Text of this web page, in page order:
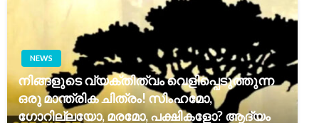
NEWS
നിങ്ങളുടെ വ്യക്തിത്വം വെളിപ്പെടുത്തുന്ന
ഒരു മാന്ത്രിക ചിത്രം! സിംഹമോ,
ഗോറില്ലയോ, മരമോ, പക്ഷികളോ? ആദ്യം